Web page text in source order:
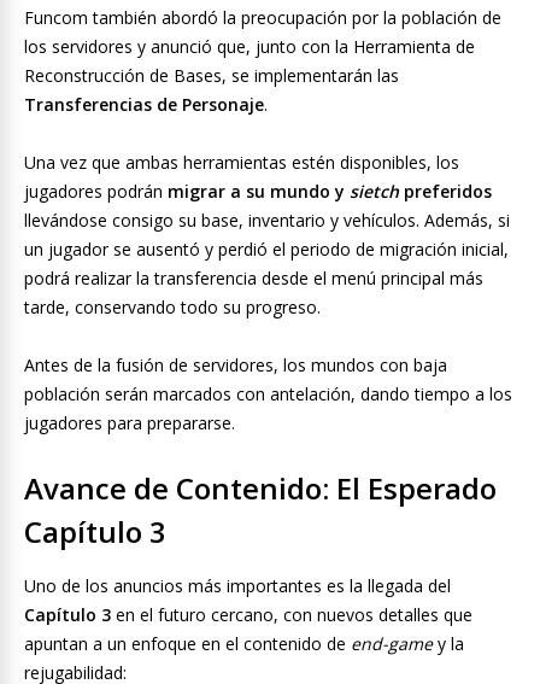
Funcom también abordó la preocupación por la población de
los servidores y anunció que, junto con la Herramienta de
Reconstrucción de Bases, se implementarán las
Transferencias de Personaje.
Una vez que ambas herramientas estén disponibles, los
jugadores podrán migrar a su mundo y sietchpreferidos
llevándose consigo su base, inventario y vehículos. Además, si
un jugador se ausentó y perdió el periodo de migración inicial,
podrá realizar la transferencia desde el menú principal más
tarde, conservando todo su progreso.
Antes de la fusión de servidores, los mundos con baja
población serán marcados con antelación, dando tiempo a los
jugadores para prepararse.
Avance de Contenido: El Esperado
Capítulo 3
Uno de los anuncios más importantes es la llegada del
Capítulo 3 en el futuro cercano, con nuevos detalles que
apuntan a un enfoque en el contenido de end-gamey la
rejugabilidad: